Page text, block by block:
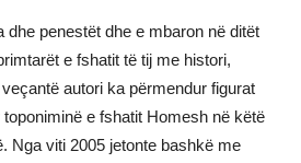
dhe penestët dhe e mbaron në ditët
e fshatit të tij me histori,
autori ka përmendur figurat
e fshatit Homesh në këtë
Nga viti 2005 jetonte bashkë me